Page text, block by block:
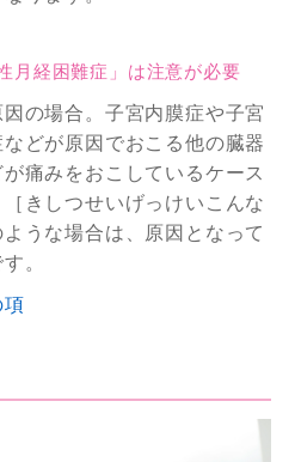
月経困難症」は注意が必要
の場合。子宮内膜症や子宮
どが原因でおこる他の臓器
痛みをおこしているケース
きしつせいげっけいこんな
うな場合は、原因となって
。